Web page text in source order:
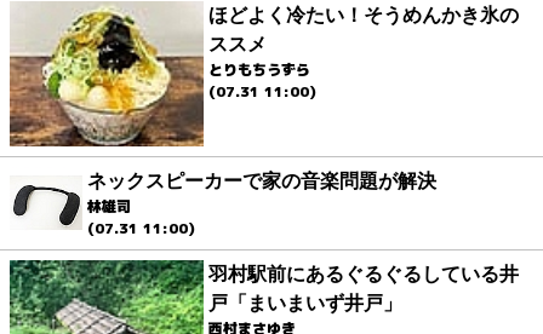
ほどよく冷たい！そうめんかき氷の
ススメ
とりもちうずら
(07.31 11:00)
ネックスピーカーで家の音楽問題が解決
林雄司
(07.31 11:00)
羽村駅前にあるぐるぐるしている井
戸「まいまいず井戸」
西村まさゆき